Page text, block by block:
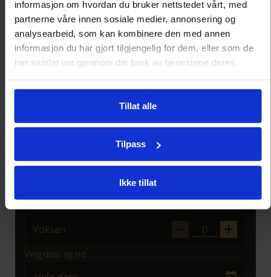
informasjon om hvordan du bruker nettstedet vårt, med
partnerne våre innen sosiale medier, annonsering og
analysearbeid, som kan kombinere den med annen
informasjon du har gjort tilgjengelig for dem, eller som de
har samlet inn gjennom din bruk av tjenestene deres.
Tillat alle
Tilpass
Ikke tillat